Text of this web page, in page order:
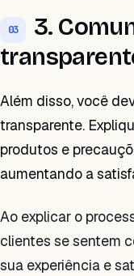
03
3.
Além disso, você
transparente.
produtos e
aumentando a
Ao explicar o
clientes se sentem
sua experiência e